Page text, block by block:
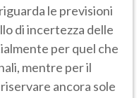
le previsioni
di incertezza delle
per quel che
mentre per il
ancora sole